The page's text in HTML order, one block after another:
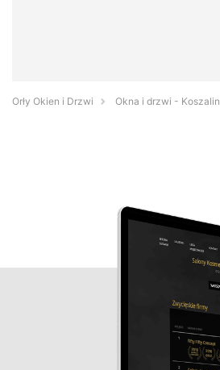
Orły Okien i Drzwi Okna i drzwi - Koszalin